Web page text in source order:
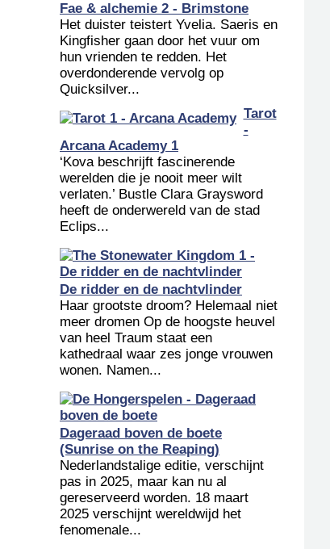
Fae & alchemie 2 - Brimstone
Het duister teistert Yvelia. Saeris en
Kingfisher gaan door het vuur om
hun vrienden te redden. Het
overdonderende vervolg op
Quicksilver...
Tarot
-
Arcana Academy 1
‘Kova beschrijft fascinerende
werelden die je nooit meer wilt
verlaten.’ Bustle Clara Graysword
heeft de onderwereld van de stad
Eclips...
De ridder en de nachtvlinder
Haar grootste droom? Helemaal niet
meer dromen Op de hoogste heuvel
van heel Traum staat een
kathedraal waar zes jonge vrouwen
wonen. Namen...
Dageraad boven de boete
(Sunrise on the Reaping)
Nederlandstalige editie, verschijnt
pas in 2025, maar kan nu al
gereserveerd worden. 18 maart
2025 verschijnt wereldwijd het
fenomenale...